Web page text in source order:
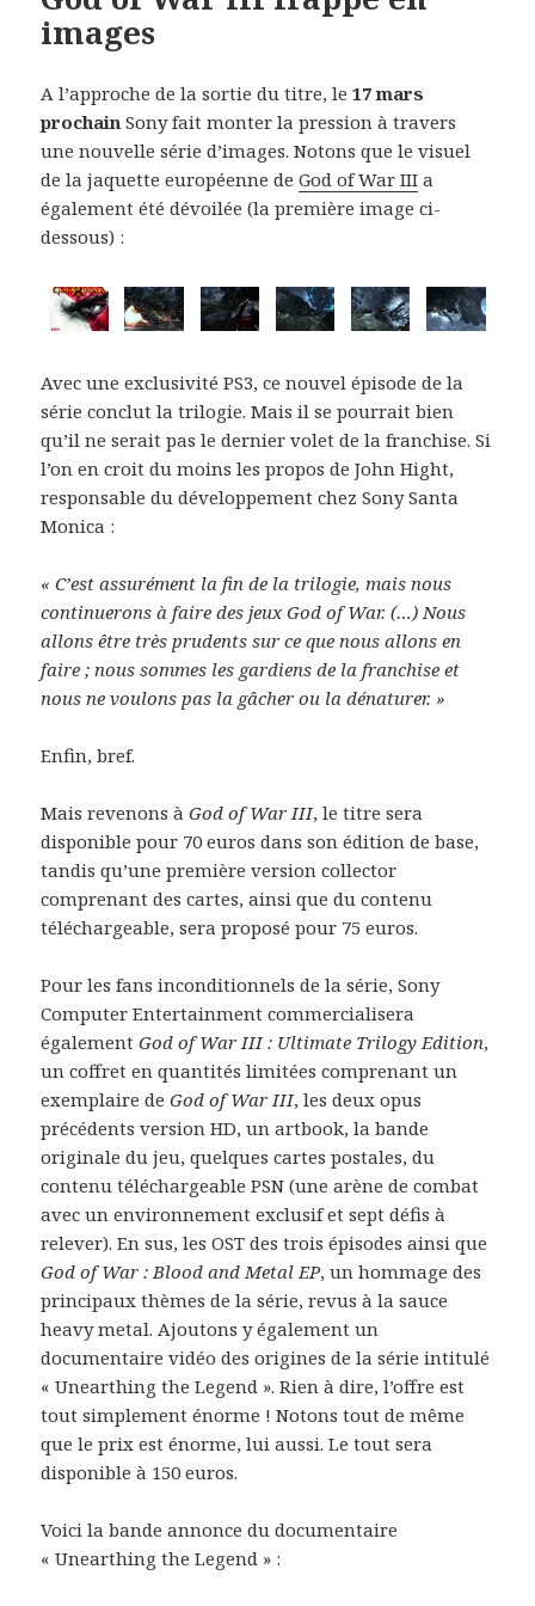
images
A l’approche de la sortie du titre, le17 mars
prochain Sony fait monter la pression à travers
une nouvelle série d’images. Notons que le visuel
de la jaquette européenne deGod of War III a
également été dévoilée (la première image ci-
dessous) :
Avec une exclusivité PS3, ce nouvel épisode de la
série conclut la trilogie. Mais il se pourrait bien
qu’il ne serait pas le dernier volet de la franchise. Si
l’on en croit du moins les propos de John Hight,
responsable du développement chez Sony Santa
Monica :
« C’est assurément la fin de la trilogie, mais nous
continuerons à faire des jeux God of War. (…) Nous
allons être très prudents sur ce que nous allons en
faire ; nous sommes les gardiens de la franchise et
nous ne voulons pas la gâcher ou la dénaturer. »
Enfin, bref.
Mais revenons àGod of War III, le titre sera
disponible pour 70 euros dans son édition de base,
tandis qu’une première version collector
comprenant des cartes, ainsi que du contenu
téléchargeable, sera proposé pour 75 euros.
Pour les fans inconditionnels de la série, Sony
Computer Entertainment commercialisera
égalementGod of War III : Ultimate Trilogy Edition,
un coffret en quantités limitées comprenant un
exemplaire deGod of War III, les deux opus
précédents version HD, un artbook, la bande
originale du jeu, quelques cartes postales, du
contenu téléchargeable PSN (une arène de combat
avec un environnement exclusif et sept défis à
relever). En sus, les OST des trois épisodes ainsi que
God of War : Blood and Metal EP, un hommage des
principaux thèmes de la série, revus à la sauce
heavy metal. Ajoutons y également un
documentaire vidéo des origines de la série intitulé
« Unearthing the Legend ». Rien à dire, l’offre est
tout simplement énorme ! Notons tout de même
que le prix est énorme, lui aussi. Le tout sera
disponible à 150 euros.
Voici la bande annonce du documentaire
« Unearthing the Legend » :